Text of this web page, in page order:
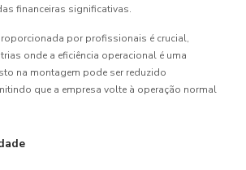
financeiras significativas.
por profissionais é crucial,
onde a eficiência operacional é uma
na montagem pode ser reduzido
que a empresa volte à operação normal